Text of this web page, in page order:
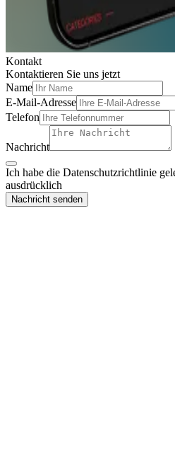
Kontakt
Kontaktieren Sie uns jetzt
Name
E-Mail-Adresse
Telefon
Nachricht
Ich habe die Datenschutzrichtlinie
ausdrücklich
Nachricht senden